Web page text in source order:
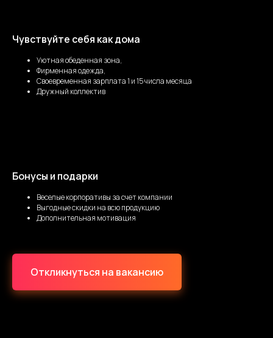
Чувствуйте себя как дома
Уютная обеденная зона,
Фирменная одежда,
Своевременная зарплата 1 и 15 числа месяца
Дружный коллектив
Бонусы и подарки
Веселые корпоративы за счет компании
Выгодные скидки на всю продукцию
Дополнительная мотивация
Откликнуться на вакансию